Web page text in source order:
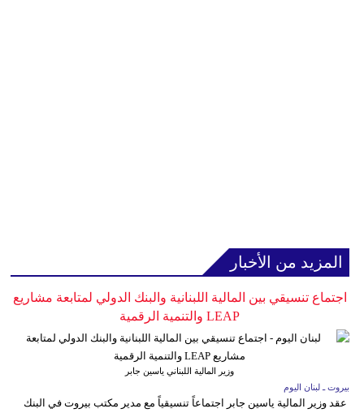
المزيد من الأخبار
اجتماع تنسيقي بين المالية اللبنانية والبنك الدولي لمتابعة مشاريع
LEAP والتنمية الرقمية
وزير المالية اللبناني ياسين جابر
بيروت ـ لبنان اليوم
عقد وزير المالية ياسين جابر اجتماعاً تنسيقياً مع مدير مكتب بيروت في البنك